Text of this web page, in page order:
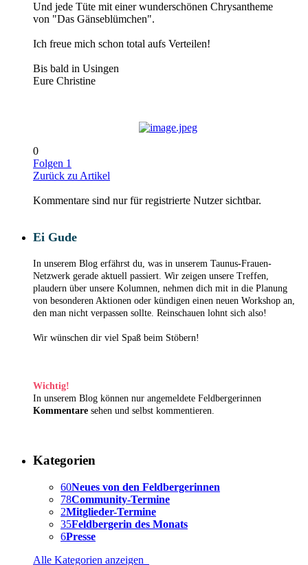
Und jede Tüte mit einer wunderschönen Chrysantheme
von "Das Gänseblümchen".
Ich freue mich schon total aufs Verteilen!
Bis bald in Usingen
Eure Christine
0
Folgen 1
Zurück zu Artikel
Kommentare sind nur für registrierte Nutzer sichtbar.
Ei Gude
In unserem Blog erfährst du, was in unserem Taunus-Frauen-
Netzwerk gerade aktuell passiert. Wir zeigen unsere Treffen,
plaudern über unsere Kolumnen, nehmen dich mit in die Planung
von besonderen Aktionen oder kündigen einen neuen Workshop an,
den man nicht verpassen sollte. Reinschauen lohnt sich also!
Wir wünschen dir viel Spaß beim Stöbern!
Wichtig!
In unserem Blog können nur angemeldete Feldbergerinnen
Kommentare sehen und selbst kommentieren.
Kategorien
60Neues von den Feldbergerinnen
78Community-Termine
2Mitglieder-Termine
35Feldbergerin des Monats
6Presse
Alle Kategorien anzeigen